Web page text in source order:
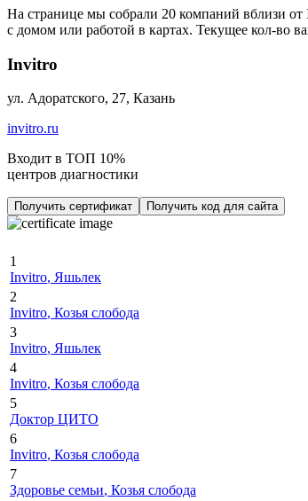
На странице мы собрали 20 компаний вблизи
с домом или работой в картах. Текущее кол-во
Invitro
ул. Адоратского, 27, Казань
invitro.ru
Входит в ТОП 10%
центров диагностики
Получить сертификат Получить код для сайта
1
Invitro, Яшьлек
2
Invitro, Козья слобода
3
Invitro, Яшьлек
4
Invitro, Козья слобода
5
Доктор ЦИТО
6
Invitro, Козья слобода
7
Здоровье семьи, Козья слобода